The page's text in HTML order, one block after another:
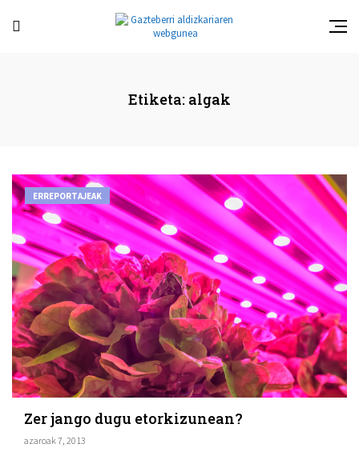
Etiketa: algak
ERREPORTAJEAK
Zer jango dugu etorkizunean?
azaroak 7, 2013